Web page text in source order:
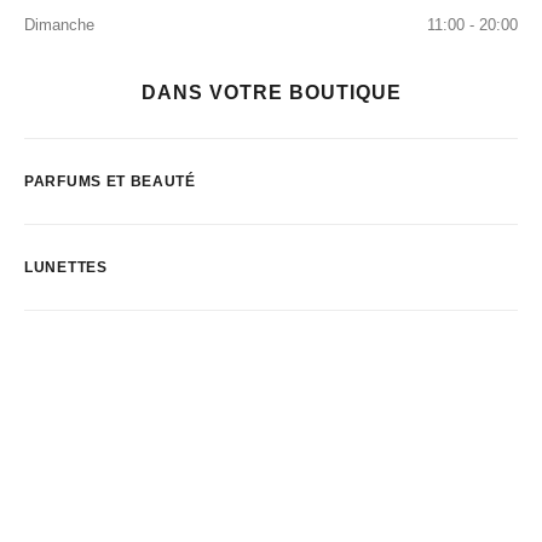
Dimanche
11:00 - 20:00
DANS VOTRE BOUTIQUE
PARFUMS ET BEAUTÉ
LUNETTES